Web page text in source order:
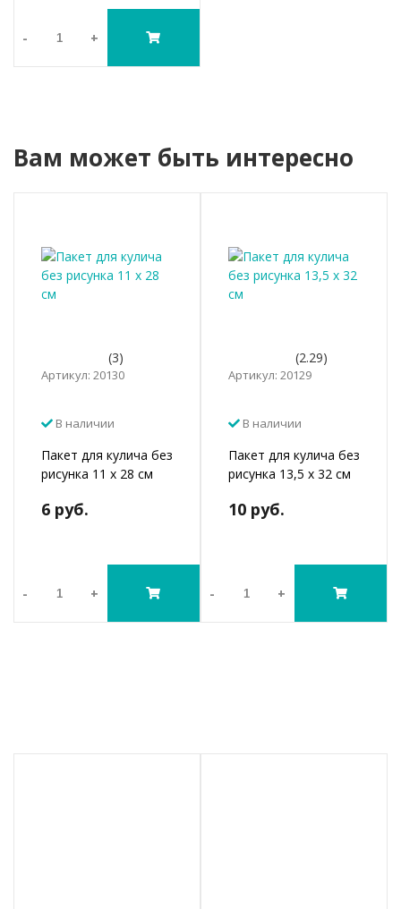
- +
Вам может быть интересно
(3)
Артикул: 20130
В наличии
Пакет для кулича без
рисунка 11 х 28 см
6 руб.
- +
(2.29)
Артикул: 20129
В наличии
Пакет для кулича без
рисунка 13,5 х 32 см
10 руб.
- +